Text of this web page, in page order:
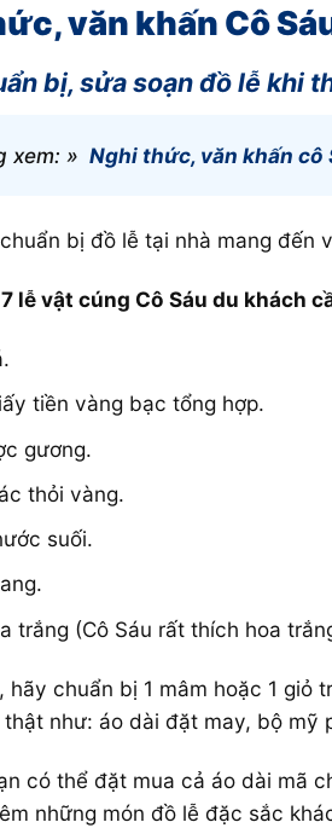
văn khấn Cô
bị, sửa soạn đồ lễ khi
xem: » Nghi thức, văn khấn cô
bị đồ lễ tại nhà mang
lễ vật cúng Cô Sáu du khách
tiền vàng bạc tổng hợp.
gương.
thỏi vàng.
suối.
trắng (Cô Sáu rất thích hoa
hãy chuẩn bị 1 mâm hoặc 1
thật như: áo dài đặt may, bộ mỹ
có thể đặt mua cả áo dài mã
những món đồ lễ đặc sắc